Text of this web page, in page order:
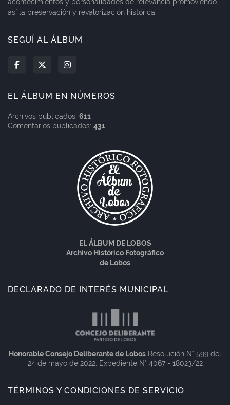
así la preservación y revalorización histórica.
SEGUÍ AL ÁLBUM
EL ÁLBUM EN NÚMEROS
Archivos publicados: 611
Comentarios publicados: 431
EL ÁLBUM DE LOBOS
Archivo Histórico Fotográfico
de Lobos
DECLARADO DE INTERÉS MUNICIPAL
Honorable Consejo Deliberante de Lobos Resolución N° 599 del
24 de mayo de 2022. Expediente N° 4067 - 18023/22
TÉRMINOS Y CONDICIONES DE SERVICIO